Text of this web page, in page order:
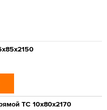
ТС 10x80x2170